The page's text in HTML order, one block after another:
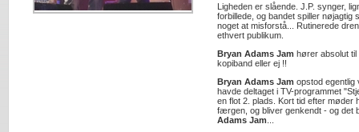
Ligheden er slående. J.P. synger,
forbillede, og bandet spiller
noget at misforstå... Rutinerede
ethvert publikum.
Bryan Adams Jam hører absolut
kopiband eller ej !!
Bryan Adams Jam opstod egentlig
havde deltaget i TV-programmet
en flot 2. plads. Kort tid efter møder
færgen, og bliver genkendt - og det
Adams Jam